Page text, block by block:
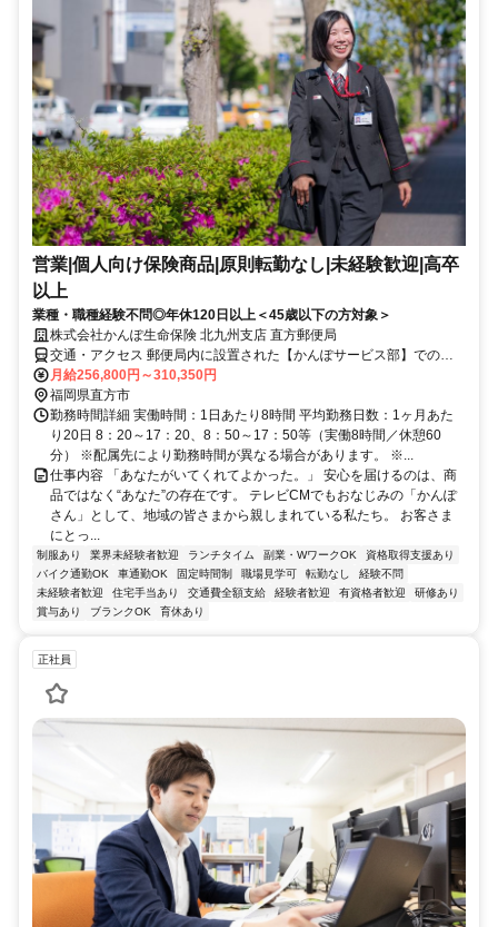
営業|個人向け保険商品|原則転勤なし|未経験歓迎|高卒
以上
業種・職種経験不問◎年休120日以上＜45歳以下の方対象＞
株式会社かんぽ生命保険 北九州支店 直方郵便局
交通・アクセス 郵便局内に設置された【かんぽサービス部】での勤
務となります
月給256,800円～310,350円
福岡県直方市
勤務時間詳細 実働時間：1日あたり8時間 平均勤務日数：1ヶ月あた
り20日 8：20～17：20、8：50～17：50等（実働8時間／休憩60
分） ※配属先により勤務時間が異なる場合があります。 ※...
仕事内容 「あなたがいてくれてよかった。」 安心を届けるのは、商
品ではなく“あなた”の存在です。 テレビCMでもおなじみの「かんぽ
さん」として、地域の皆さまから親しまれている私たち。 お客さま
にとっ...
制服あり 業界未経験者歓迎 ランチタイム 副業・WワークOK
資格取得支援あり
バイク通勤OK
車通勤OK 固定時間制 職場見学可 転勤なし
経験不問
未経験者歓迎
住宅手当あり 交通費全額支給 経験者歓迎 有資格者歓迎
研修あり
賞与あり
ブランクOK 育休あり
正社員